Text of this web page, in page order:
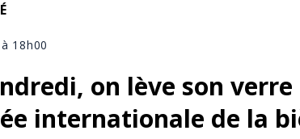
18h00
on lève son
internationale de la